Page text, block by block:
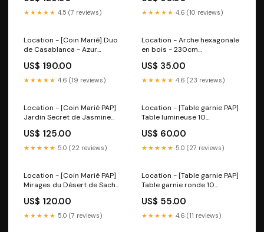
★★★★★ 4.5 (7 reviews) ★★★★★ 4.6 (10 reviews)
Location - [Coin Marié] Duo
de Casablanca - Azur
US$ 190.00
★★★★★ 4.6 (19 reviews)
Location - Arche hexagonale
en bois - 230cm
US$ 35.00
★★★★★ 4.6 (23 reviews)
Location - [Coin Marié PAP]
Jardin Secret de Jasmine
bienvenue
US$ 125.00
★★★★★ 5.0 (22 reviews)
Location - [Table garnie PAP]
Table lumineuse 10
type_mur de fleurs
US$ 60.00
★★★★★ 5.0 (27 reviews)
Location - [Coin Marié PAP]
Mirages du Désert de Sacha
podium
US$ 120.00
★★★★★ 5.0 (7 reviews)
Location - [Table garnie PAP]
Table garnie ronde 10
Opulente Diamètre_300cm
US$ 55.00
★★★★★ 4.6 (11 reviews)